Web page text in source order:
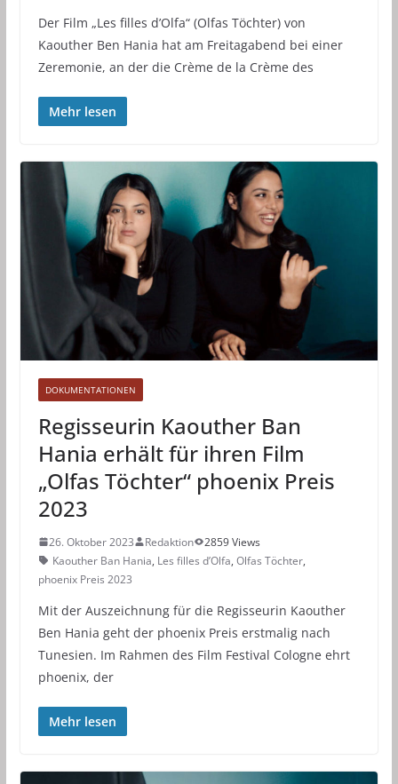
Der Film „Les filles d’Olfa“ (Olfas Töchter) von
Kaouther Ben Hania hat am Freitagabend bei einer
Zeremonie, an der die Crème de la Crème des
Mehr lesen
DOKUMENTATIONEN
Regisseurin Kaouther Ban
Hania erhält für ihren Film
„Olfas Töchter“ phoenix Preis
2023
26. Oktober 2023 Redaktion
2859 Views
Kaouther Ban Hania, Les filles d’Olfa, Olfas Töchter,
phoenix Preis 2023
Mit der Auszeichnung für die Regisseurin Kaouther
Ben Hania geht der phoenix Preis erstmalig nach
Tunesien. Im Rahmen des Film Festival Cologne ehrt
phoenix, der
Mehr lesen